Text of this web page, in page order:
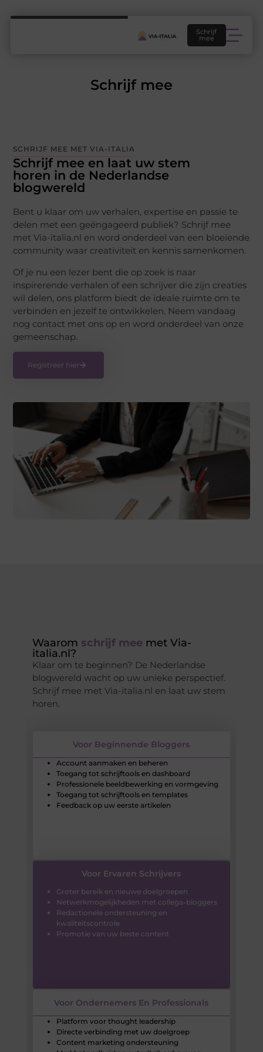
Schrijf
mee
Schrijf mee
SCHRIJF MEE MET VIA-ITALIA
Schrijf mee en laat uw stem
horen in de Nederlandse
blogwereld
Bent u klaar om uw verhalen, expertise en passie te
delen met een geëngageerd publiek? Schrijf mee
met Via-italia.nl en word onderdeel van een bloeiende
community waar creativiteit en kennis samenkomen.
Of je nu een lezer bent die op zoek is naar
inspirerende verhalen of een schrijver die zijn creaties
wil delen, ons platform biedt de ideale ruimte om te
verbinden en jezelf te ontwikkelen. Neem vandaag
nog contact met ons op en word onderdeel van onze
gemeenschap.
Registreer hier
Waarom schrijf meemet Via-
italia.nl?
Klaar om te beginnen? De Nederlandse
blogwereld wacht op uw unieke perspectief.
Schrijf mee met Via-italia.nl en laat uw stem
horen.
Voor Beginnende Bloggers
Account aanmaken en beheren
Toegang tot schrijftools en dashboard
Professionele beeldbewerking en vormgeving
Toegang tot schrijftools en templates
Feedback op uw eerste artikelen
Voor Ervaren Schrijvers
Groter bereik en nieuwe doelgroepen
Netwerkmogelijkheden met collega-bloggers
Redactionele ondersteuning en
kwaliteitscontrole
Promotie van uw beste content
Voor Ondernemers En Professionals
Platform voor thought leadership
Directe verbinding met uw doelgroep
Content marketing ondersteuning